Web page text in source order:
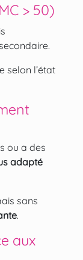
> 50)
selon l’état
ou a des
adapté
sans
.
aux